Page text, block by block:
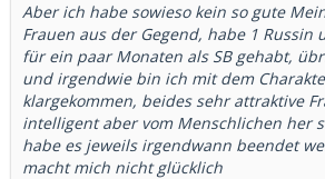
Aber ich habe sowieso kein so gute
Frauen aus der Gegend, habe 1 Russin
für ein paar Monaten als SB gehabt,
und irgendwie bin ich mit dem
klargekommen, beides sehr attraktive
intelligent aber vom Menschlichen her
habe es jeweils irgendwann beendet
macht mich nicht glücklich